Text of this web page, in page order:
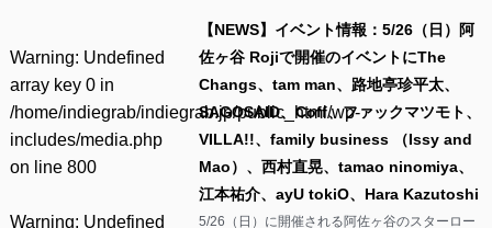
Warning: Undefined
array key 0 in
/home/indiegrab/indiegrab.jp/public_html/wp-
includes/media.php
on line 800
Warning: Undefined
【NEWS】イベント情報：5/26（日）阿
佐ヶ谷 Rojiで開催のイベントにThe
Changs、tam man、路地亭珍平太、
SAGOSAID、Coff、ファックマツモト、
VILLA!!、family business （Issy and
Mao）、西村直晃、tamao ninomiya、
江本祐介、ayU tokiO、Hara Kazutoshi
5/26（日）に開催される阿佐ヶ谷のスターロー